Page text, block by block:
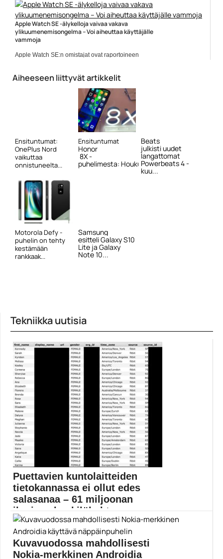
Apple Watch SE -älykelloja vaivaa vakava
ylikuumenemisongelma – Voi aiheuttaa käyttäjälle
vammoja
Apple Watch SE:n omistajat ovat raportoineen
Aiheeseen liittyvät artikkelit
Ensituntumat:
OnePlus Nord
vaikuttaa
onnistuneelta...
Ensituntumat
Honor
8X -
puhelimesta: Houkuttelevast...
Beats
julkisti uudet
langattomat
Powerbeats 4 -
kuu...
Motorola Defy -
puhelin on tehty
kestämään
rankkaak...
Samsung
esitteli Galaxy S10
Lite ja Galaxy
Note 10...
Tekniikka uutisia
Puettavien kuntolaitteiden
tietokannassa ei ollut edes
salasanaa – 61 miljoonan
ihmisen henkilökohta...
Tietoturvatutkija Jeremiah Fowler kertoi WebsitePlanet-
sivustolla, että 61 miljoonan...
Fitbit
Kuvavuodossa mahdollisesti
Nokia-merkkinen Androidia